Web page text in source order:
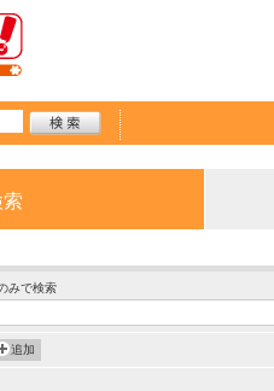
みで検索
追加